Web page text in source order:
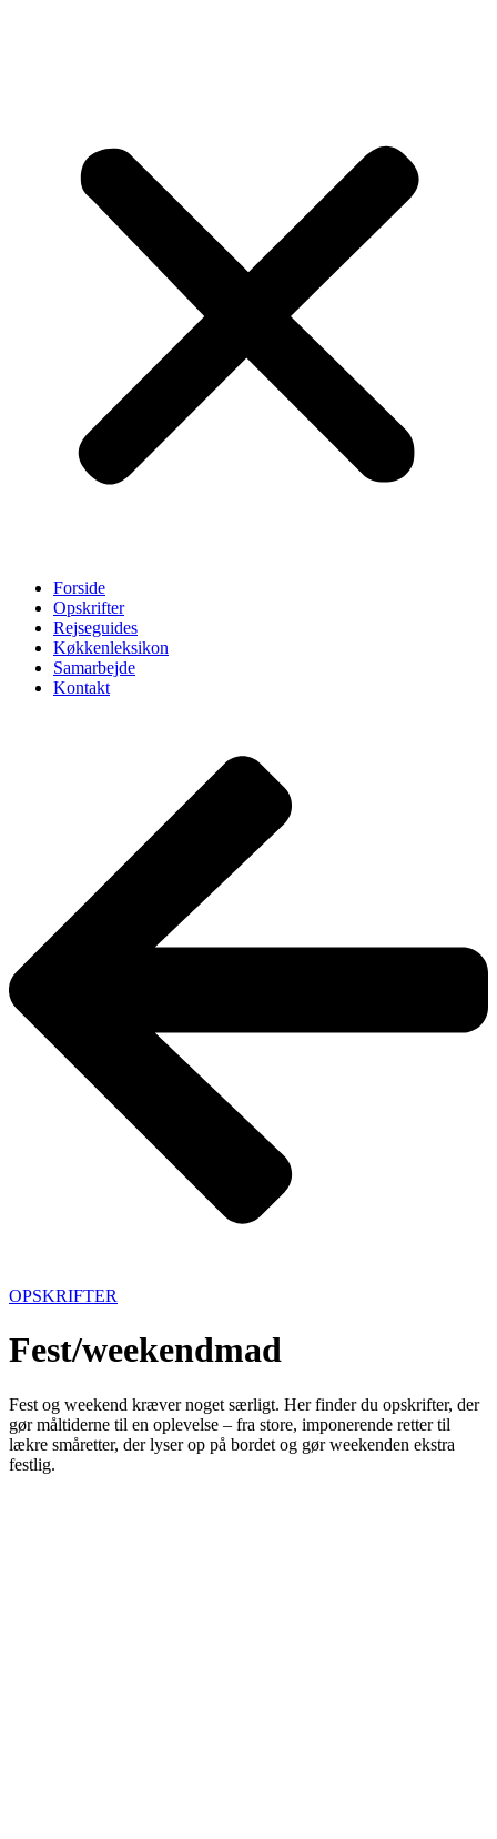
Forside
Opskrifter
Rejseguides
Køkkenleksikon
Samarbejde
Kontakt
OPSKRIFTER
Fest/weekendmad
Fest og weekend kræver noget særligt. Her finder du opskrifter, der
gør måltiderne til en oplevelse – fra store, imponerende retter til
lækre småretter, der lyser op på bordet og gør weekenden ekstra
festlig.